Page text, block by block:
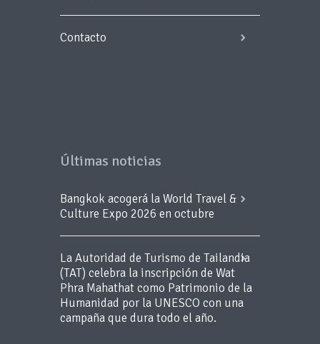
Contacto
Últimas noticias
Bangkok acogerá la World Travel &
Culture Expo 2026 en octubre
La Autoridad de Turismo de Tailandia
(TAT) celebra la inscripción de Wat
Phra Mahathat como Patrimonio de la
Humanidad por la UNESCO con una
campaña que dura todo el año.